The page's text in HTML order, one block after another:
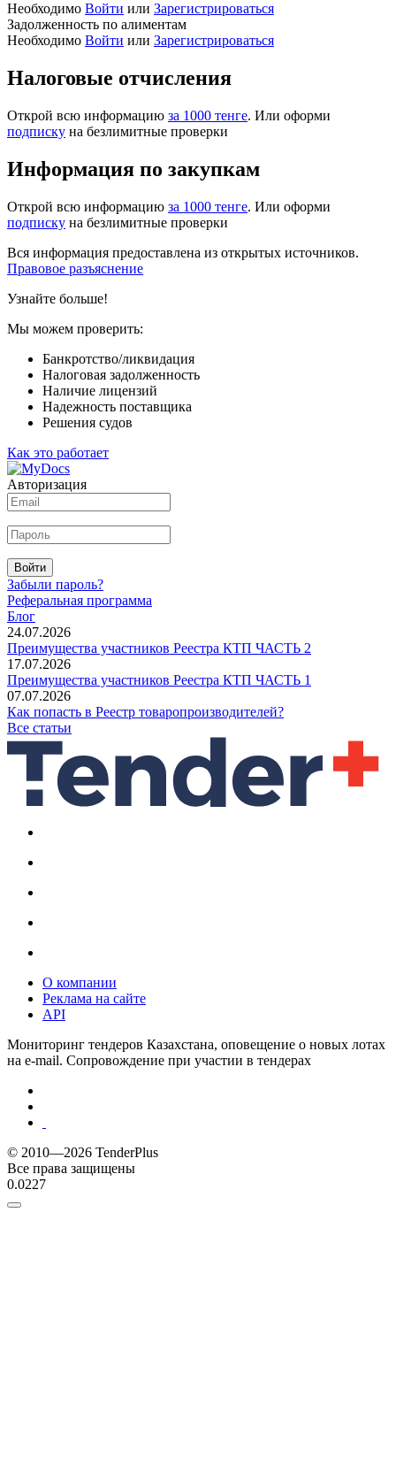
Необходимо Войти или Зарегистрироваться
Задолженность по алиментам
Необходимо Войти или Зарегистрироваться
Налоговые отчисления
Открой всю информацию за 1000 тенге. Или оформи
подписку на безлимитные проверки
Информация по закупкам
Открой всю информацию за 1000 тенге. Или оформи
подписку на безлимитные проверки
Вся информация предоставлена из открытых источников.
Правовое разъяснение
Узнайте больше!
Мы можем проверить:
Банкротство/ликвидация
Налоговая задолженность
Наличие лицензий
Надежность поставщика
Решения судов
Как это работает
Авторизация
Войти
Забыли пароль?
Реферальная программа
Блог
24.07.2026
Преимущества участников Реестра КТП ЧАСТЬ 2
17.07.2026
Преимущества участников Реестра КТП ЧАСТЬ 1
07.07.2026
Как попасть в Реестр товаропроизводителей?
Все статьи
О компании
Реклама на сайте
API
Мониторинг тендеров Казахстана, оповещение о новых лотах
на e-mail. Сопровождение при участии в тендерах
© 2010—2026 TenderPlus
Все права защищены
0.0227